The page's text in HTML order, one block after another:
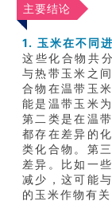
主要结论
1. 玉米在不同
这些化合物共
与热带玉米之
合物在温带玉
能是温带玉米
第二类是在温
都存在差异的
类化合物。第
差异。比如一
减少，这可能
的玉米作物有关